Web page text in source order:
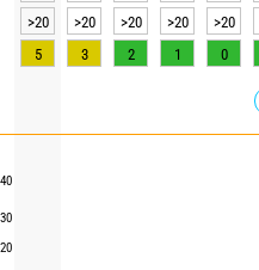
40
30
20
>20
>20 >20 >20 >20
5
3 2 1 0